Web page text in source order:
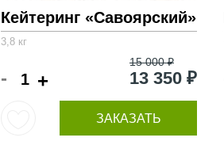
Кейтеринг «Савоярский»
3,8 кг
- +
15 000 ₽
13 350 ₽
ЗАКАЗАТЬ